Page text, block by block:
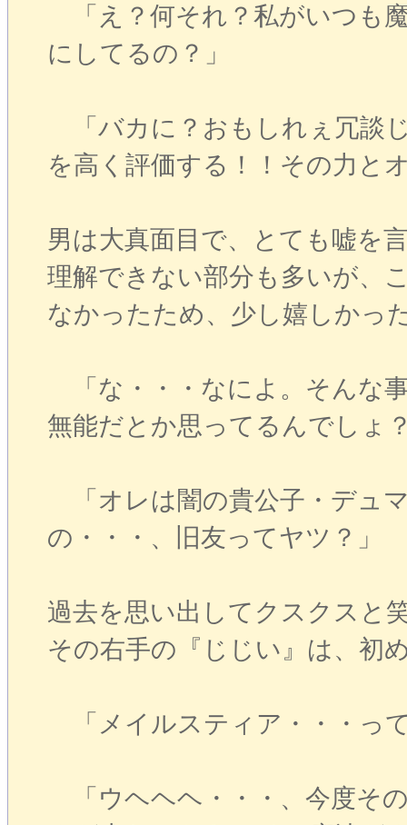
「え？何それ？私がいつも
にしてるの？」
「バカに？おもしれぇ冗談
を高く評価する！！その力と
男は大真面目で、とても嘘を
理解できない部分も多いが、
なかったため、少し嬉しかっ
「な・・・なによ。そんな
無能だとか思ってるんでしょ
「オレは闇の貴公子・デュ
の・・・、旧友ってヤツ？」
過去を思い出してクスクスと
その右手の『じじい』は、初
「メイルスティア・・・っ
「ウヘヘヘ・・・、今度そ